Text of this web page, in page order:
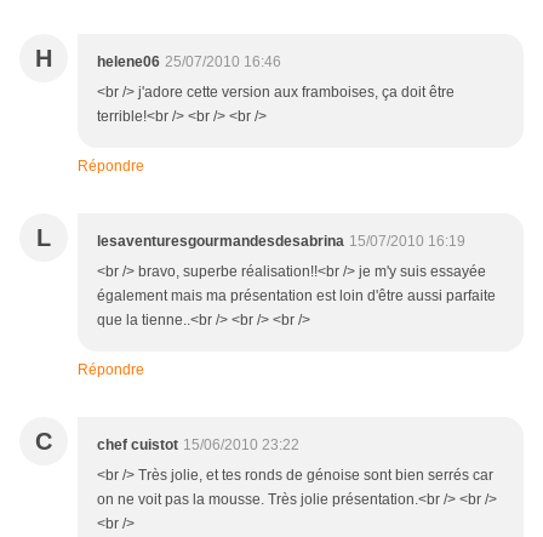
H helene06 25/07/2010 16:46
<br /> j'adore cette version aux framboises, ça doit être
terrible!<br /> <br /> <br />
Répondre
L lesaventuresgourmandesdesabrina 15/07/2010 16:19
<br /> bravo, superbe réalisation!!<br /> je m'y suis essayée
également mais ma présentation est loin d'être aussi parfaite
que la tienne..<br /> <br /> <br />
Répondre
C chef cuistot 15/06/2010 23:22
<br /> Très jolie, et tes ronds de génoise sont bien serrés car
on ne voit pas la mousse. Très jolie présentation.<br /> <br />
<br />